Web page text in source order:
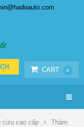
CART 0
cừu cao cấp
Thảm